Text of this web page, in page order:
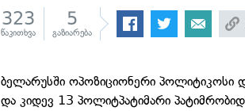
323
წაკითხვა
5
გაზიარება
ბელარუსში ოპოზიციონერი პოლიტიკოსი
და კიდევ 13 პოლიტპატიმარი